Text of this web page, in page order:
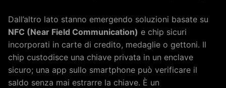
Dall’altro lato stanno emergendo soluzioni basate su
NFC (Near Field Communication) e chip sicuri
incorporati in carte di credito, medaglie o gettoni. Il
chip custodisce una chiave privata in un enclave
sicuro; una app sullo smartphone può verificare il
saldo senza mai estrarre la chiave. È un